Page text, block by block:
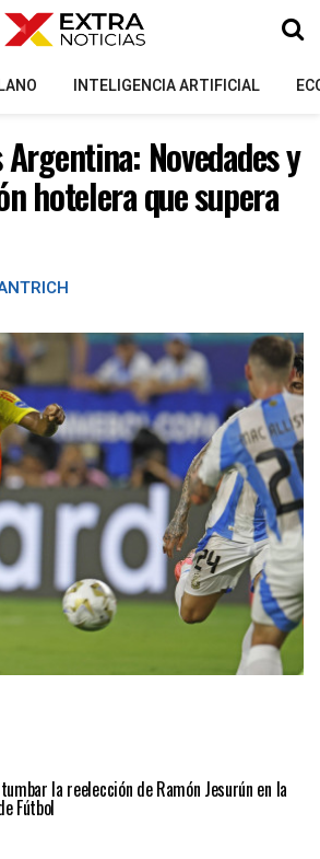
INTELIGENCIA ARTIFICIAL
Novedades y
hotelera que supera
la reelección de Ramón Jesurún en la
Fútbol